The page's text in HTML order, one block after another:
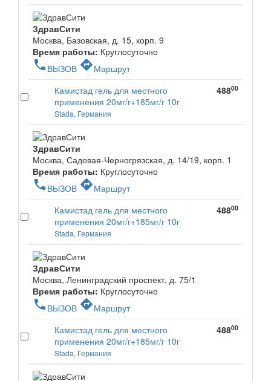
ЗдравСити
Москва, Базовская, д. 15, корп. 9
Время работы: Круглосуточно
phone ВЫЗОВ directionsМаршрут
Камистад гель для местного
применения 20мг/г+185мг/г 10г
Stada, Германия
48800
ЗдравСити
Москва, Садовая-Черногрязская, д. 14/19, корп. 1
Время работы: Круглосуточно
phone ВЫЗОВ directionsМаршрут
Камистад гель для местного
применения 20мг/г+185мг/г 10г
Stada, Германия
48800
ЗдравСити
Москва, Ленинградский проспект, д. 75/1
Время работы: Круглосуточно
phone ВЫЗОВ directionsМаршрут
Камистад гель для местного
применения 20мг/г+185мг/г 10г
Stada, Германия
48800